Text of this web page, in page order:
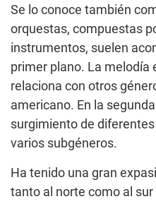
Se lo conoce también
orquestas, compuestas
instrumentos, suelen
primer plano. La melodía
relaciona con otros
americano. En la
surgimiento de
varios subgéneros.
Ha tenido una gran
tanto al norte como al